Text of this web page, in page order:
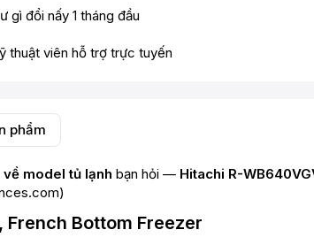
gì đổi nấy 1 tháng đầu
thuật viên hỗ trợ trực tuyến
phẩm
model tủ lạnh bạn hỏi — Hitachi R-
)
French Bottom Freezer